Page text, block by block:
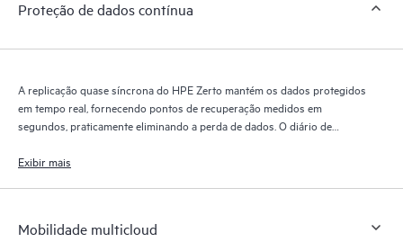
Proteção de dados contínua
A replicação quase síncrona do HPE Zerto mantém os dados protegidos
em tempo real, fornecendo pontos de recuperação medidos em
segundos, praticamente eliminando a perda de dados. O diário de
por até 30 dias, proporcionando recuperação granular e flexível.
Exibir mais
Mobilidade multicloud